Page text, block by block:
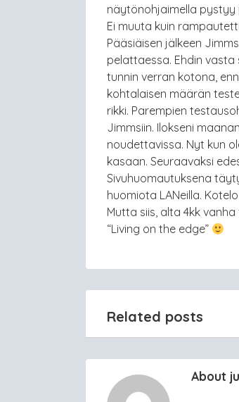
näytönohjaimella pystyy
Ei muuta kuin
Pääsiäisen jälkeen
pelattaessa. Ehdin
tunnin verran kotona,
kohtalaisen määrän
rikki. Parempien
Jimmsiin. Ilokseni
noudettavissa. Nyt kun
kasaan. Seuraavaksi
Sivuhuomautuksena
huomiota LANeilla.
Mutta siis, alta 4kk
“Living on the edge”
Related posts
About